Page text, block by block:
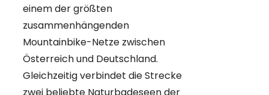
einem der größten
zusammenhängenden
Mountainbike-Netze zwischen
Österreich und Deutschland.
Gleichzeitig verbindet die Strecke